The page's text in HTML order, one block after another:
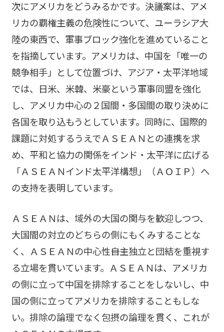
次にアメリカをどうみるかです。決議案は、アメ
リカの覇権主義の危険性について、ユーラシア大
陸の東西で、軍事ブロック強化を進めていること
を指摘しています。アメリカは、中国を「唯一の
競争相手」として位置づけ、アジア・太平洋地域
では、日米、米韓、米豪という軍事同盟を強化
し、アメリカ中心の２国間・多国間の取り決めに
各国を取り込もうとしています。同時に、国際的
課題に対処するうえでＡＳＥＡＮとの連携を求
め、平和と協力の関係をインド・太平洋に広げる
「ＡＳＥＡＮインド太平洋構想」（ＡＯＩＰ）へ
の支持を表明しています。
ＡＳＥＡＮは、域外の大国の関与を歓迎しつつ、
大国間の対立のどちらの側にもくみすることな
く、ＡＳＥＡＮの中心性――自主独立と団結を重視す
る立場を貫いています。ＡＳＥＡＮは、アメリカ
の側に立って中国を排除することをしないし、中
国の側に立ってアメリカを排除することもしな
い。排除の論理でなく包摂の論理を貫く、これが